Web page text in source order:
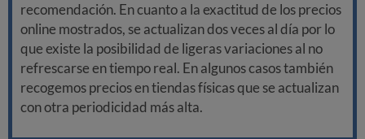
recomendación. En cuanto a la exactitud de los precios
online mostrados, se actualizan dos veces al día por lo
que existe la posibilidad de ligeras variaciones al no
refrescarse en tiempo real. En algunos casos también
recogemos precios en tiendas físicas que se actualizan
con otra periodicidad más alta.